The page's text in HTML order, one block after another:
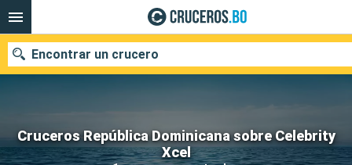
Cruceros República Dominicana sobre Celebrity
Xcel
Encontrar un crucero
Nuestros destinos